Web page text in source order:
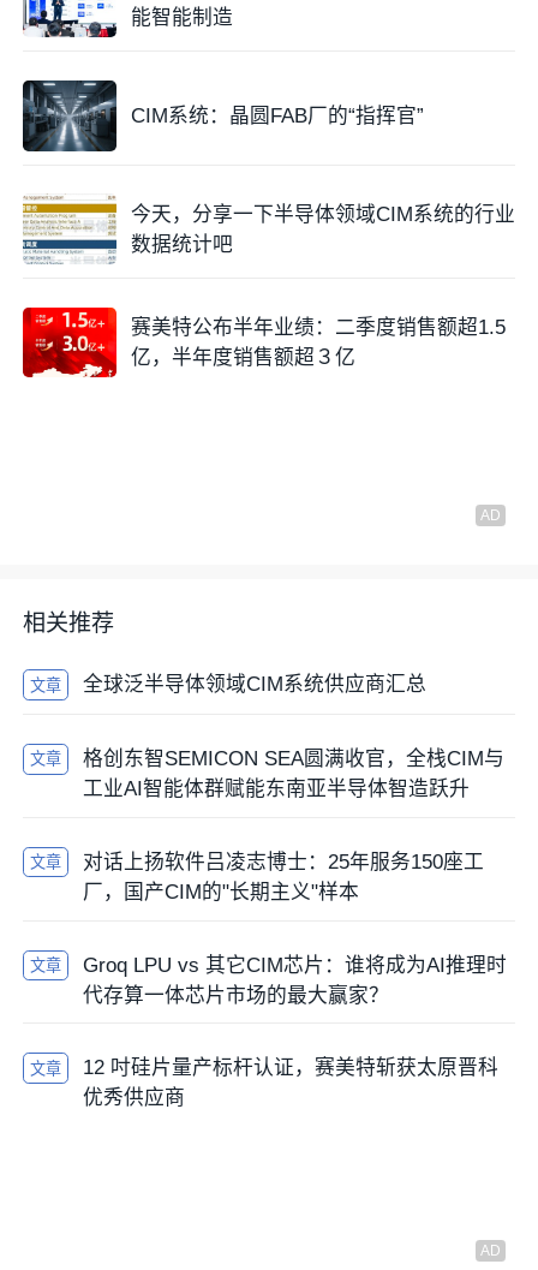
能智能制造
CIM系统：晶圆FAB厂的“指挥官”
今天，分享一下半导体领域CIM系统的行业
数据统计吧
赛美特公布半年业绩：二季度销售额超1.5
亿，半年度销售额超３亿
相关推荐
文章 全球泛半导体领域CIM系统供应商汇总
文章
格创东智SEMICON SEA圆满收官，全栈CIM与
工业AI智能体群赋能东南亚半导体智造跃升
文章
对话上扬软件吕凌志博士：25年服务150座工
厂，国产CIM的"长期主义"样本
文章
Groq LPU vs 其它CIM芯片：谁将成为AI推理时
代存算一体芯片市场的最大赢家？
文章
12 吋硅片量产标杆认证，赛美特斩获太原晋科
优秀供应商